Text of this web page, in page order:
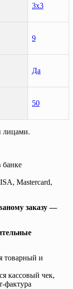
3х3
9
Да
50
лицами.
банке
Mastercard,
заказу —
товарный и
кассовый чек,
фактура